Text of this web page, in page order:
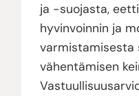
ja -suojasta,
hyvinvoinnin ja
varmistamisesta
vähentämisen